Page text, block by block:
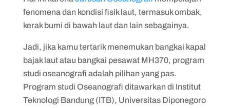
fenomena dan kondisi fisik laut, termasuk ombak,
kerak bumi di bawah laut dan lain sebagainya.
Jadi, jika kamu tertarik menemukan bangkai kapal
bajak laut atau bangkai pesawat MH370, program
studi oseanografi adalah pilihan yang pas.
Program studi Oseanografi ditawarkan di Institut
Teknologi Bandung (ITB), Universitas Diponegoro